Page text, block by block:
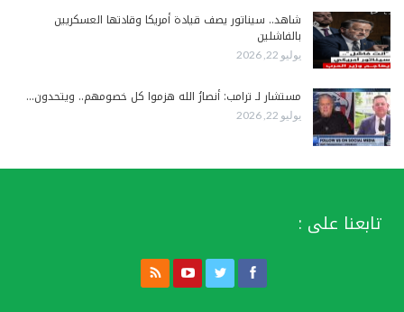
شاهد.. سيناتور يصف قيادة أمريكا وقادتها العسكريين
بالفاشلين
يوليو 22, 2026
مستشار لـ ترامب: أنصارُ الله هزموا كل خصومهم.. ويتحدون…
يوليو 22, 2026
تابعنا على :